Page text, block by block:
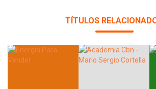
TÍTULOS